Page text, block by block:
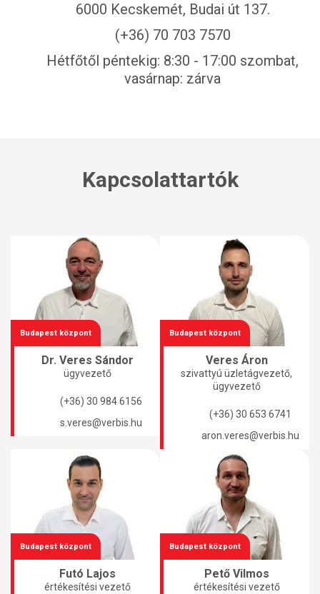
6000 Kecskemét, Budai út 137.
(+36) 70 703 7570
Hétfőtől péntekig: 8:30 - 17:00 szombat,
vasárnap: zárva
Kapcsolattartók
Budapest központ
Dr. Veres Sándor
ügyvezető
(+36) 30 984 6156
s.veres@verbis.hu
Budapest központ
Veres Áron
szivattyú üzletágvezető,
ügyvezető
(+36) 30 653 6741
aron.veres@verbis.hu
Budapest központ
Futó Lajos
értékesítési vezető
Budapest központ
Pető Vilmos
értékesítési vezető